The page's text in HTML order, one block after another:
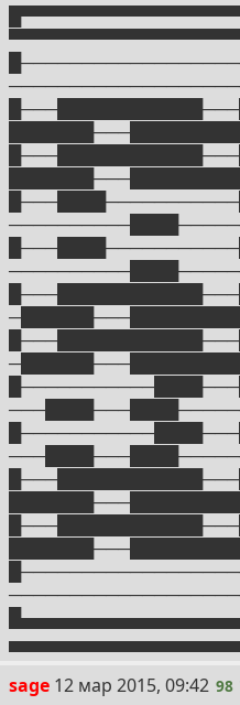
sage 98
12 мар 2015, 09:42 98